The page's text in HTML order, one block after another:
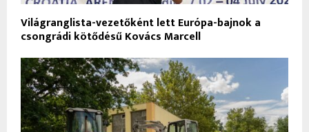
Világranglista-vezetőként lett Európa-bajnok a
csongrádi kötődésű Kovács Marcell